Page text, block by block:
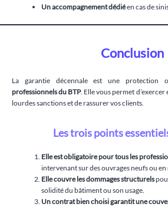
Un accompagnement dédiéen cas de
Conclusion
La garantie décennale est une protection
professionnels du BTP. Elle vous permet
lourdes sanctions et de rassurer vos clients.
Les trois points
Elle est obligatoire pour tous les
intervenant sur des ouvrages neufs ou en
Elle couvre les dommages structurels
solidité du bâtiment ou son usage.
Un contrat bien choisi garantit une